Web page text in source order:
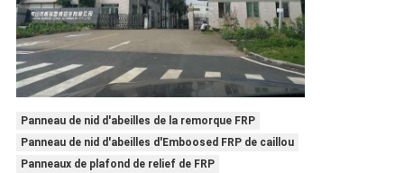
Panneau de nid d'abeilles de la remorque FRP
Panneau de nid d'abeilles d'Emboosed FRP de caillou
Panneaux de plafond de relief de FRP